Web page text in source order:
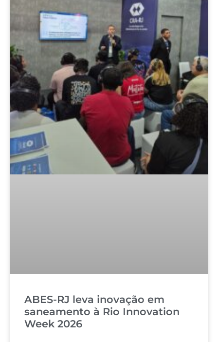
ABES-RJ leva inovação em
saneamento à Rio Innovation
Week 2026